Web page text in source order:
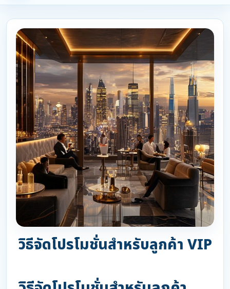
วิธีจัดโปรโมชั่นสำหรับลูกค้า VIP